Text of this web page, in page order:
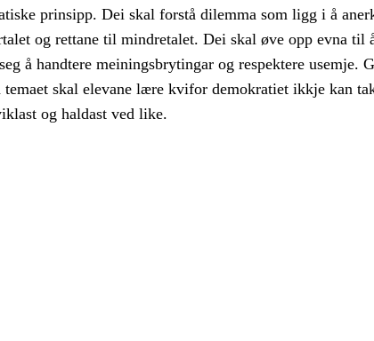
prinsipp. Dei skal forstå dilemma som ligg i å
og rettane til mindretalet. Dei skal øve opp evna til
å handtere meiningsbrytingar og respektere usemje.
temaet skal elevane lære kvifor demokratiet ikkje kan
og haldast ved like.